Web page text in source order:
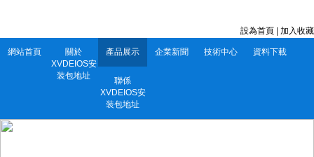
設為首頁 加入收藏
網站首頁
關於
XVDEIOS安
装包地址
產品展示 企業新聞 技術中心 資料下載
聯係
XVDEIOS安
装包地址